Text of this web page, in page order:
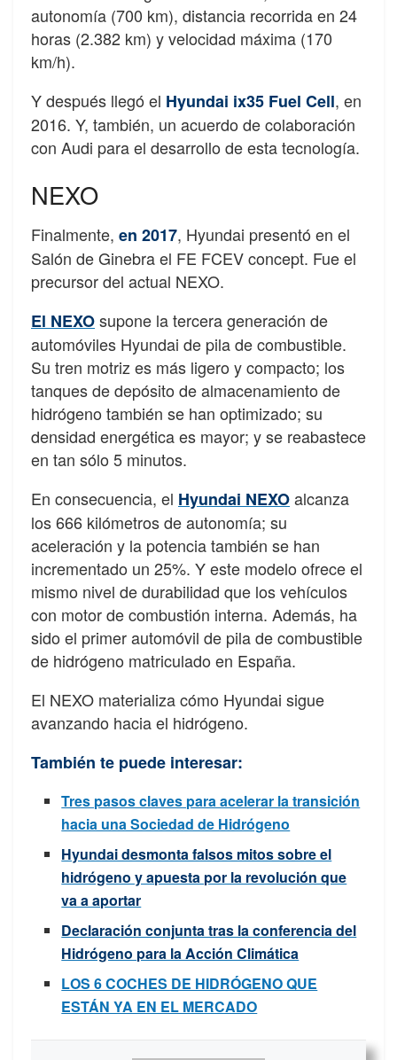
autonomía (700 km), distancia recorrida en 24
horas (2.382 km) y velocidad máxima (170
km/h).
Y después llegó el Hyundai ix35 Fuel Cell, en
2016. Y, también, un acuerdo de colaboración
con Audi para el desarrollo de esta tecnología.
NEXO
Finalmente, en 2017, Hyundai presentó en el
Salón de Ginebra el FE FCEV concept. Fue el
precursor del actual NEXO.
El NEXOsupone la tercera generación de
automóviles Hyundai de pila de combustible.
Su tren motriz es más ligero y compacto; los
tanques de depósito de almacenamiento de
hidrógeno también se han optimizado; su
densidad energética es mayor; y se reabastece
en tan sólo 5 minutos.
En consecuencia, el Hyundai NEXOalcanza
los 666 kilómetros de autonomía; su
aceleración y la potencia también se han
incrementado un 25%. Y este modelo ofrece el
mismo nivel de durabilidad que los vehículos
con motor de combustión interna. Además, ha
sido el primer automóvil de pila de combustible
de hidrógeno matriculado en España.
El NEXO materializa cómo Hyundai sigue
avanzando hacia el hidrógeno.
También te puede interesar:
Tres pasos claves para acelerar la transición
hacia una Sociedad de Hidrógeno
Hyundai desmonta falsos mitos sobre el
hidrógeno y apuesta por la revolución que
va a aportar
Declaración conjunta tras la conferencia del
Hidrógeno para la Acción Climática
LOS 6 COCHES DE HIDRÓGENO QUE
ESTÁN YA EN EL MERCADO